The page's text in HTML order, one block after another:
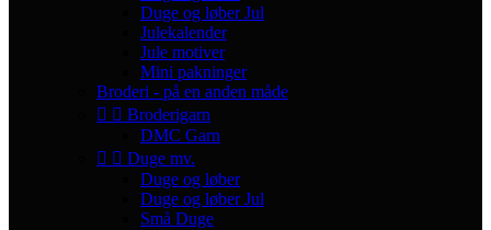
Duge og løber Jul
Julekalender
Jule motiver
Mini pakninger
Broderi - på en anden måde
  Broderigarn
DMC Garn
  Duge mv.
Duge og løber
Duge og løber Jul
Små Duge